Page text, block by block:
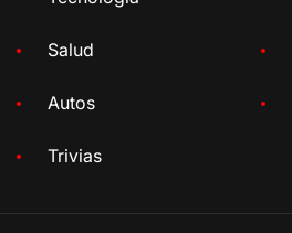
Salud
Autos
Trivias